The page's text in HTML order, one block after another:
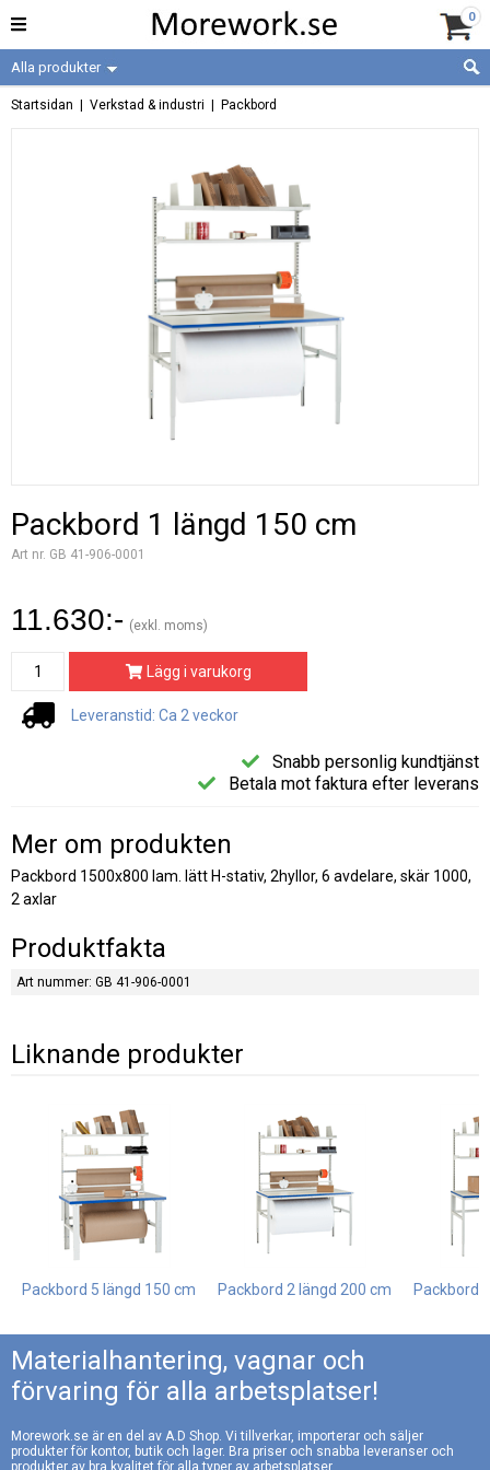
0
Alla produkter
Startsidan Verkstad & industri Packbord
Packbord 1 längd 150 cm
Art nr. GB 41-906-0001
11.630:- (exkl. moms)
Lägg i varukorg
Leveranstid: Ca 2 veckor
Snabb personlig kundtjänst
Betala mot faktura efter leverans
Mer om produkten
Packbord 1500x800 lam. lätt H-stativ, 2hyllor, 6 avdelare, skär 1000,
2 axlar
Produktfakta
Art nummer: GB 41-906-0001
Liknande produkter
Packbord 5 längd 150 cm Packbord 2 längd 200 cm Packbord
Materialhantering, vagnar och
förvaring för alla arbetsplatser!
Morework.se är en del av A.D Shop. Vi tillverkar, importerar och säljer
produkter för kontor, butik och lager. Bra priser och snabba leveranser och
produkter av bra kvalitet för alla typer av arbetsplatser.